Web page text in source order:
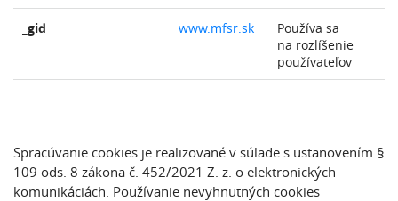
_gid www.mfsr.sk
Používa sa
na rozlíšenie
používateľov
Spracúvanie cookies je realizované v súlade s ustanovením §
109 ods. 8 zákona č. 452/2021 Z. z. o elektronických
komunikáciách. Používanie nevyhnutných cookies